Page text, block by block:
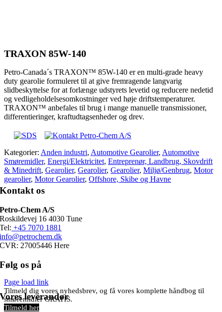
TRAXON 85W-140
Petro-Canada´s TRAXON™ 85W-140 er en multi-grade heavy
duty gearolie formuleret til at give fremragende langvarig
slidbeskyttelse for at forlænge udstyrets levetid og reducere nedetid
og vedligeholdelsesomkostninger ved høje driftstemperaturer.
TRAXON™ anbefales til brug i mange manuelle transmissioner,
differentieringer, kraftudtagsenheder og drev.
Kategorier: Anden industri, Automotive Gearolier, Automotive
Smøremidler, Energi/Elektricitet, Entreprenør, Landbrug, Skovdrift
& Minedrift, Gearolier, Gearolier, Gearolier, Miljø/Genbrug, Motor
gearolier, Motor Gearolier, Offshore, Skibe og Havne
Kontakt os
Petro-Chem A/S
Roskildevej 16 4030 Tune
Tel: +45 7070 1881
info@petrochem.dk
CVR: 27005446 Here
Følg os på
Vores leverandør
Page load link
Tilmeld dig vores nyhedsbrev, og få vores komplette håndbog til
smøremidler GRATIS.
Tilmeld her